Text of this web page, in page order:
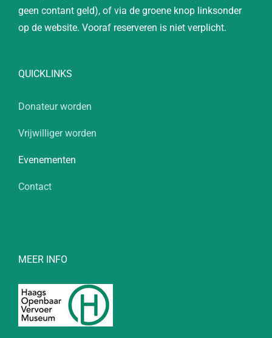
geen contant geld), of via de groene knop linksonder
op de website. Vooraf reserveren is niet verplicht.
QUICKLINKS
Donateur worden
Vrijwilliger worden
Evenementen
Contact
MEER INFO